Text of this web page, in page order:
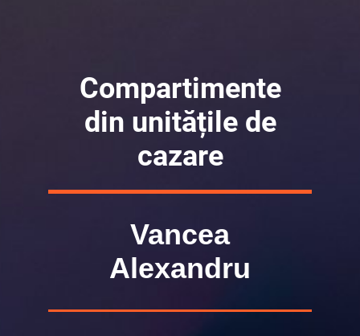
Compartimente
din unitățile de
cazare
Vancea
Alexandru